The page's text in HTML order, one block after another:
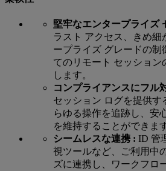
堅牢なエンタープライズ
ラスト アクセス、きめ細
ープライズ グレードの
てのリモート セッション
します。
コンプライアンスにフル
セッション ログを提供す
らゆる操作を追跡し、安
を維持することができま
シームレスな連携 : ID 管
視ツールなど、ご利用中
ズに連携し、ワークフロ